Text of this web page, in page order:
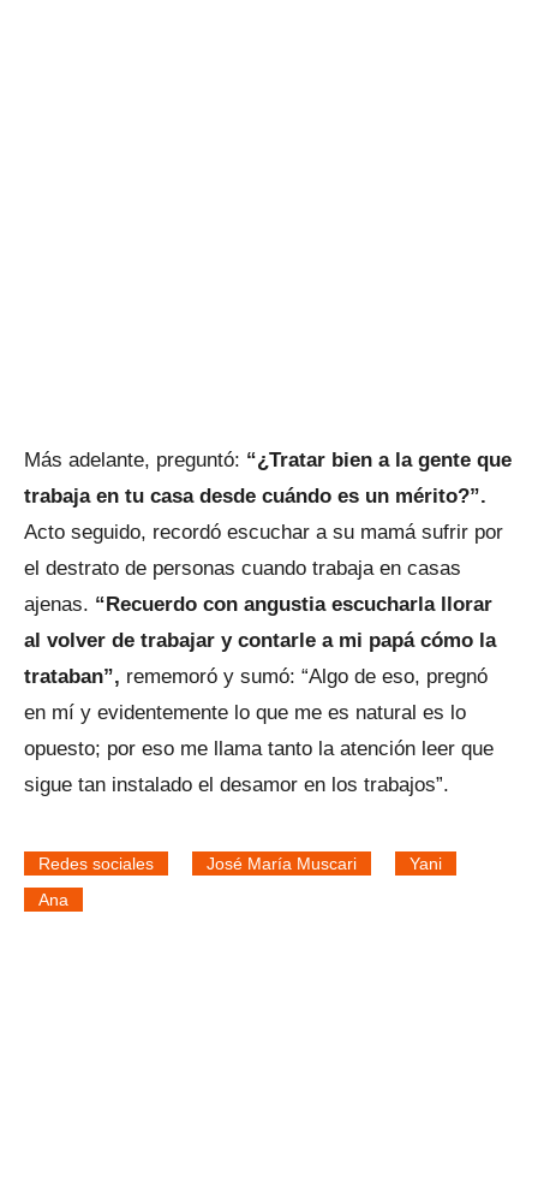
Más adelante, preguntó: “¿Tratar bien a la gente que
trabaja en tu casa desde cuándo es un mérito?”.
Acto seguido, recordó escuchar a su mamá sufrir por
el destrato de personas cuando trabaja en casas
ajenas. “Recuerdo con angustia escucharla llorar
al volver de trabajar y contarle a mi papá cómo la
trataban”, rememoró y sumó: “Algo de eso, pregnó
en mí y evidentemente lo que me es natural es lo
opuesto; por eso me llama tanto la atención leer que
sigue tan instalado el desamor en los trabajos”.
Redes sociales José María Muscari
Yani
Ana